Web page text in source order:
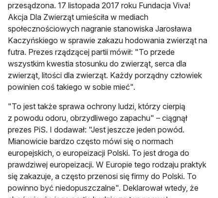
przesądzona. 17 listopada 2017 roku Fundacja Viva!
Akcja Dla Zwierząt umieściła w mediach
społecznościowych nagranie stanowiska Jarosława
Kaczyńskiego w sprawie zakazu hodowania zwierząt na
futra. Prezes rządzącej partii mówił: "To przede
wszystkim kwestia stosunku do zwierząt, serca dla
zwierząt, litości dla zwierząt. Każdy porządny człowiek
powinien coś takiego w sobie mieć".
"To jest także sprawa ochrony ludzi, którzy cierpią
z powodu odoru, obrzydliwego zapachu" – ciągnął
prezes PiS. I dodawał: "Jest jeszcze jeden powód.
Mianowicie bardzo często mówi się o normach
europejskich, o europeizacji Polski. To jest droga do
prawdziwej europeizacji. W Europie tego rodzaju praktyk
się zakazuje, a często przenosi się firmy do Polski. To
powinno być niedopuszczalne". Deklarował wtedy, że